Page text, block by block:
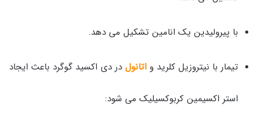
با پیرولیدین یک انامین تشکیل می دهد.
تیمار با نیتروزیل کلرید و اتانول در دی اکسید گوگرد باعث ایجاد
استر اکسیمین کربوکسیلیک می شود: